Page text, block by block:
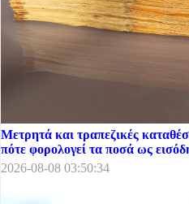
Μετρητά και τραπεζικές
πότε φορολογεί τα ποσά ως
2026-08-08 03:50:34